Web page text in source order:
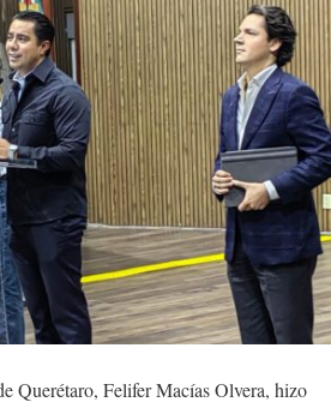
Querétaro, Felifer Macías Olvera, hizo